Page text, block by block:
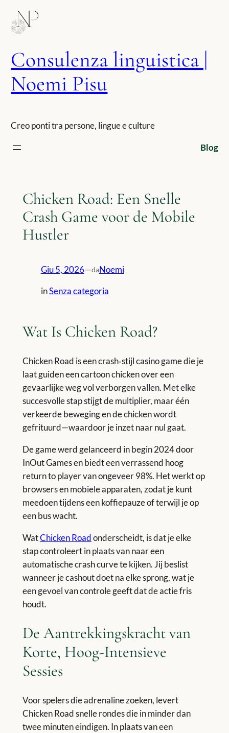
contenuto
Consulenza linguistica |
Noemi Pisu
Creo ponti tra persone, lingue e culture
Blog
Chicken Road: Een Snelle
Crash Game voor de Mobile
Hustler
Giu 5, 2026—daNoemi
inSenza categoria
Wat Is Chicken Road?
Chicken Road is een crash‑stijl casino game die je
laat guiden een cartoon chicken over een
gevaarlijke weg vol verborgen vallen. Met elke
succesvolle stap stijgt de multiplier, maar één
verkeerde beweging en de chicken wordt
gefrituurd—waardoor je inzet naar nul gaat.
De game werd gelanceerd in begin 2024 door
InOut Games en biedt een verrassend hoog
return to player van ongeveer 98%. Het werkt op
browsers en mobiele apparaten, zodat je kunt
meedoen tijdens een koffiepauze of terwijl je op
een bus wacht.
WatChicken Roadonderscheidt, is dat je elke
stap controleert in plaats van naar een
automatische crash curve te kijken. Jij beslist
wanneer je cashout doet na elke sprong, wat je
een gevoel van controle geeft dat de actie fris
houdt.
De Aantrekkingskracht van
Korte, Hoog‑Intensieve
Sessies
Voor spelers die adrenaline zoeken, levert
Chicken Road snelle rondes die in minder dan
twee minuten eindigen. In plaats van een